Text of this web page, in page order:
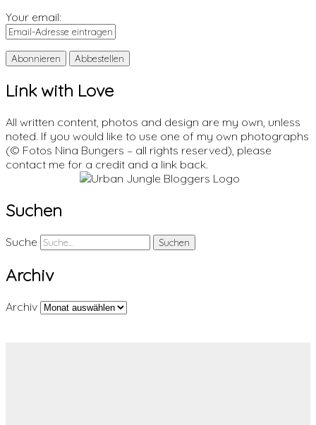
Your email:
Link with Love
All written content, photos and design are my own, unless
noted. If you would like to use one of my own photographs
(© Fotos Nina Bungers – all rights reserved), please
contact me for a credit and a link back.
Suchen
Suche
Archiv
Archiv